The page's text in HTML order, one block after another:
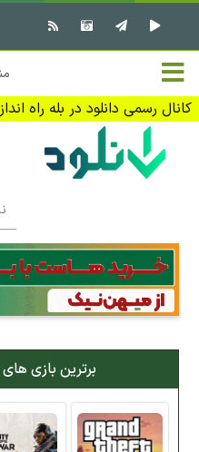
خانه
تماس با ما
تبلیغات
کانال رسمی دانلود در بله راه
✖ بستن منو
نرم افزار کامپیوتر
بازی کامپیوتر
کتاب
جهت دریافت آخرین اخبار و
بله دنبال کنید (ورود)
بازی
،
نرم
افزار
،
...
برترین بازی